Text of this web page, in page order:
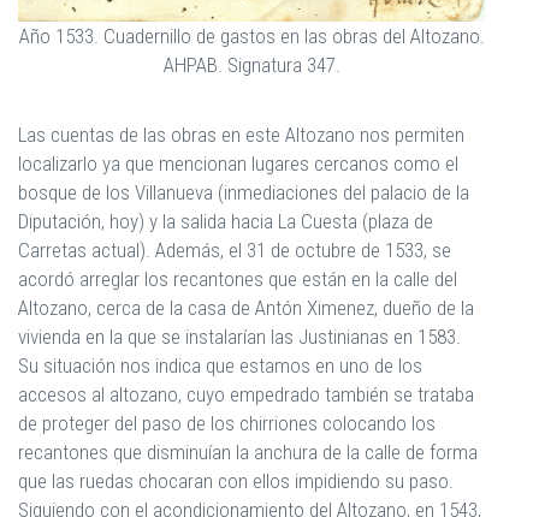
Año 1533. Cuadernillo de gastos en las obras del Altozano.
AHPAB. Signatura 347.
Las cuentas de las obras en este Altozano nos permiten
localizarlo ya que mencionan lugares cercanos como el
bosque de los Villanueva (inmediaciones del palacio de la
Diputación, hoy) y la salida hacia La Cuesta (plaza de
Carretas actual). Además, el 31 de octubre de 1533, se
acordó arreglar los recantones que están en la calle del
Altozano, cerca de la casa de Antón Ximenez, dueño de la
vivienda en la que se instalarían las Justinianas en 1583.
Su situación nos indica que estamos en uno de los
accesos al altozano, cuyo empedrado también se trataba
de proteger del paso de los chirriones colocando los
recantones que disminuían la anchura de la calle de forma
que las ruedas chocaran con ellos impidiendo su paso.
Siguiendo con el acondicionamiento del Altozano, en 1543,